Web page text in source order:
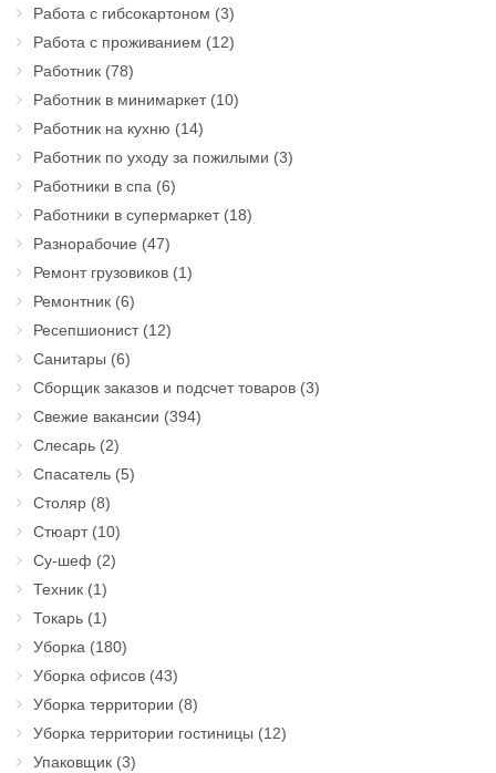
Работа с гибсокартоном (3)
Работа с проживанием (12)
Работник (78)
Работник в минимаркет(10)
Работник на кухню (14)
Работник по уходу за пожилыми (3)
Работники в спа (6)
Работники в супермаркет(18)
Разнорабочие (47)
Ремонт грузовиков (1)
Ремонтник (6)
Ресепшионист(12)
Санитары (6)
Сборщик заказов и подсчет товаров (3)
Свежие вакансии (394)
Слесарь (2)
Спасатель (5)
Столяр (8)
Стюарт(10)
Су-шеф (2)
Техник (1)
Токарь (1)
Уборка (180)
Уборка офисов (43)
Уборка территории (8)
Уборка территории гостиницы (12)
Упаковщик (3)